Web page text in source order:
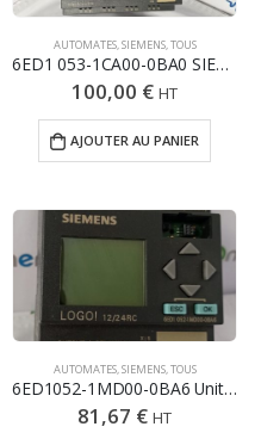
AUTOMATES,SIEMENS,TOUS
6ED1 053-1CA00-0BA0 SIEMENS LOGO! 24L
100,00 € HT
AJOUTER AU PANIER
AUTOMATES,SIEMENS,TOUS
6ED1052-1MD00-0BA6 Unité centrale SIEMENS LOGO 8 entrées / 3
81,67 € HT